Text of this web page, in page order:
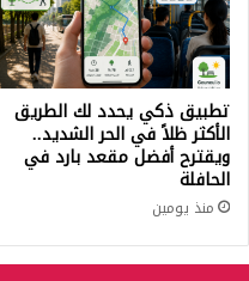
تطبيق ذكي يحدد لك الطريق
الأكثر ظلاً في الحر الشديد..
ويقترح أفضل مقعد بارد في
الحافلة
منذ يومين